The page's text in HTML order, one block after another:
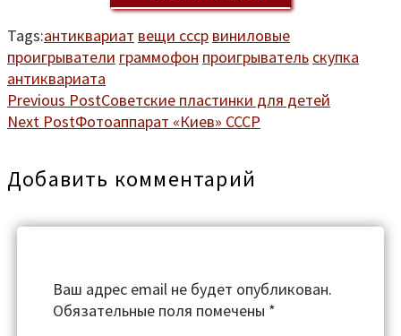
Tags:антиквариат вещи ссср виниловые
проигрыватели граммофон проигрыватель скупка
антиквариата
Previous PostСоветские пластинки для детей
Next PostФотоаппарат «Киев» СССР
Добавить комментарий
Ваш адрес email не будет опубликован.
Обязательные поля помечены *